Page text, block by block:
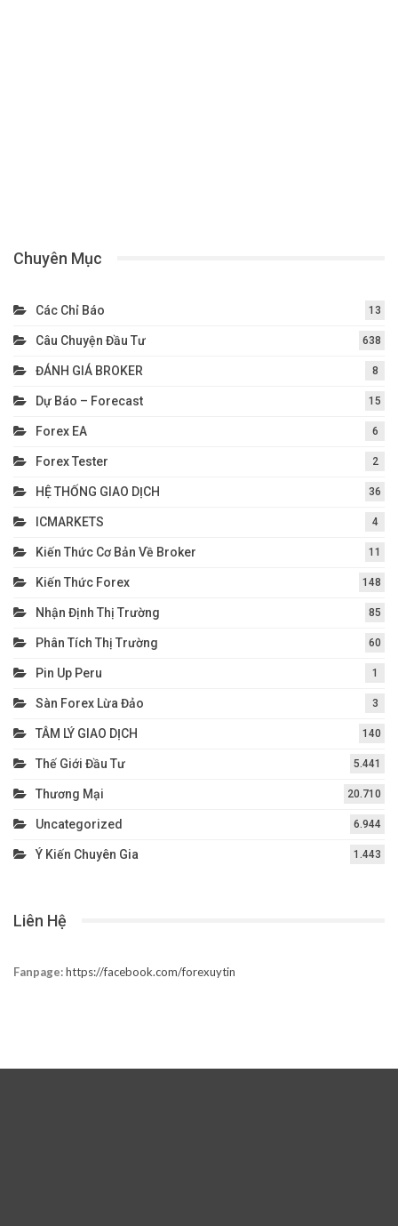
Chuyên Mục
Các Chỉ Báo 13
Câu Chuyện Đầu Tư 638
ĐÁNH GIÁ BROKER 8
Dự Báo – Forecast 15
Forex EA 6
Forex Tester 2
HỆ THỐNG GIAO DỊCH 36
ICMARKETS 4
Kiến Thức Cơ Bản Về Broker 11
Kiến Thức Forex 148
Nhận Định Thị Trường 85
Phân Tích Thị Trường 60
Pin Up Peru 1
Sàn Forex Lừa Đảo 3
TÂM LÝ GIAO DỊCH 140
Thế Giới Đầu Tư 5.441
Thương Mại 20.710
Uncategorized 6.944
Ý Kiến Chuyên Gia 1.443
Liên Hệ
Fanpage:https://facebook.com/forexuytin